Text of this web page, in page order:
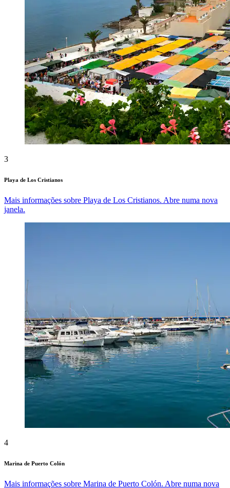
3
Playa de Los Cristianos
Mais informações sobre Playa de Los Cristianos. Abre numa nova
janela.
4
Marina de Puerto Colón
Mais informações sobre Marina de Puerto Colón. Abre numa nova